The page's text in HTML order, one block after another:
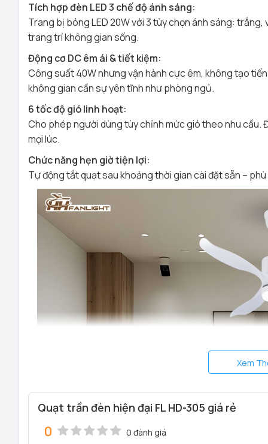
Tích hợp đèn LED 3 chế độ ánh sáng:
Trang bị bóng LED 20W với 3 tùy chọn ánh sáng:
trang trí không gian sống.
Động cơ DC êm ái & tiết kiệm:
Công suất 40W nhưng vận hành cực êm, không tạo
không gian cần sự yên tĩnh như phòng ngủ.
6 tốc độ gió linh hoạt:
Cho phép người dùng tùy chỉnh mức gió theo nhu cầu.
mọi lúc.
Chức năng hẹn giờ tiện lợi:
Tự động tắt quạt sau khoảng thời gian cài đặt sẵn –
Xem
Quạt trần đèn hiện đại FL HD-305 giá rẻ
0 0 đánh giá